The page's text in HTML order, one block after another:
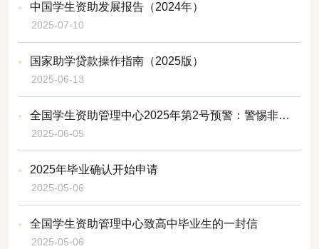
中国学生资助发展报告（2024年）
2025-07-10
国家助学贷款操作指南（2025版）
2025-06-13
全国学生资助管理中心2025年第2号预警：警惕非法“校园贷”陷阱
2025-06-05
2025年毕业确认开始申请
2025-05-06
全国学生资助管理中心致高中毕业生的一封信
2025-05-06